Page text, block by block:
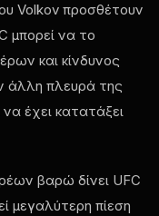
Volkov προσθέτουν
μπορεί να το
και κίνδυνος
άλλη πλευρά της
έχει κατατάξει
βαρώ δίνει UFC
μεγαλύτερη πίεση